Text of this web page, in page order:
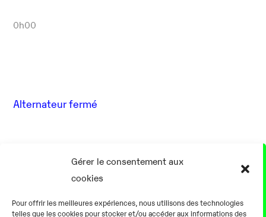
Gérer le consentement aux
cookies
Pour offrir les meilleures expériences, nous utilisons des technologies
telles que les cookies pour stocker et/ou accéder aux informations des
0h00
Alternateur fermé